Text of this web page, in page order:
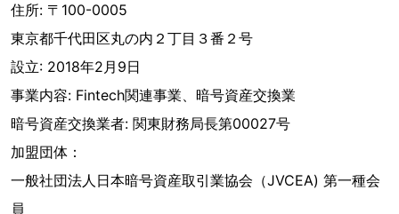
住所: 〒100-0005
東京都千代田区丸の内２丁目３番２号
設立: 2018年2月9日
事業内容: Fintech関連事業、暗号資産交換業
暗号資産交換業者: 関東財務局長第00027号
加盟団体：
一般社団法人日本暗号資産取引業協会（JVCEA) 第一種会
員